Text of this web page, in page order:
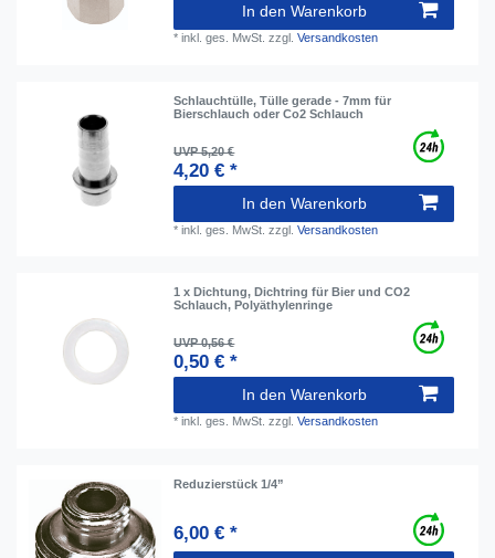
In den Warenkorb
*inkl. ges. MwSt. zzgl.Versandkosten
Schlauchtülle, Tülle gerade - 7mm für
Bierschlauch oder Co2 Schlauch
UVP 5,20 €
4,20 € *
In den Warenkorb
*inkl. ges. MwSt. zzgl.Versandkosten
1 x Dichtung, Dichtring für Bier und CO2
Schlauch, Polyäthylenringe
UVP 0,56 €
0,50 € *
In den Warenkorb
*inkl. ges. MwSt. zzgl.Versandkosten
Reduzierstück 1/4”
6,00 € *